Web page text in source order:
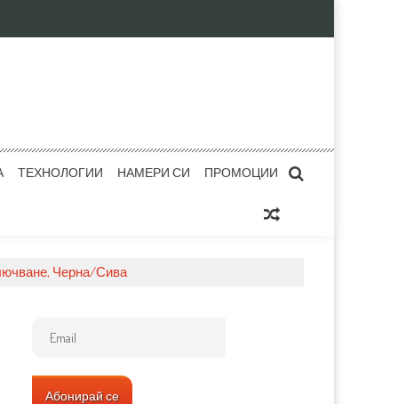
ТЕХНОЛОГИИ НАМЕРИ СИ ПРОМОЦИИ
Черна/Сива